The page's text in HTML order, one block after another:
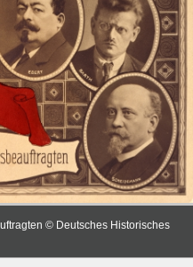
© Deutsches Historisches